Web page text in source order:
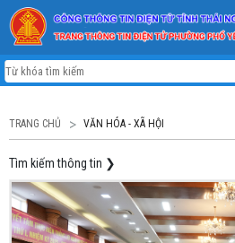
TRANG CHỦ VĂN HÓA - XÃ HỘI
Tìm kiếm thông tin ❯